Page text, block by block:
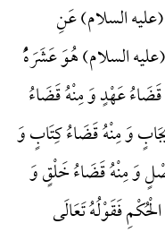
السلام) عَنِ
(علیه السلام) هُوَ عَشَرَهًُْ
قَضَاءُ عَهْدٍ وَ مِنْهُ قَضَاءُ
وَ مِنْهُ قَضَاءُ کِتَابٍ وَ
وَ مِنْهُ قَضَاءُ خَلْقٍ وَ
فَقَوْلُهُ تَعَالَی